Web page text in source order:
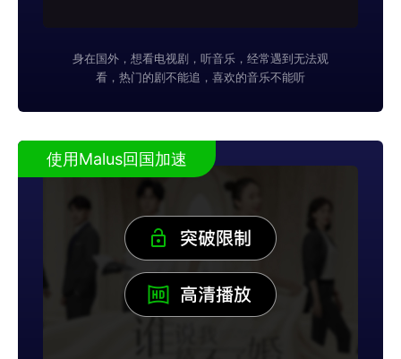
身在国外，想看电视剧，听音乐，经常遇到无法观
看，热门的剧不能追，喜欢的音乐不能听
使用Malus回国加速